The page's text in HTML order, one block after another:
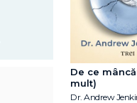
De ce
mult)
Dr. Andrew